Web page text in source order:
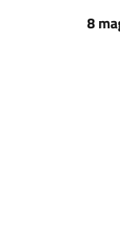
8